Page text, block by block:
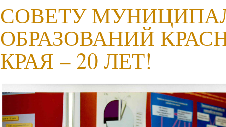
СОВЕТУ
ОБРАЗОВАНИЙ
КРАЯ – 20 ЛЕТ!